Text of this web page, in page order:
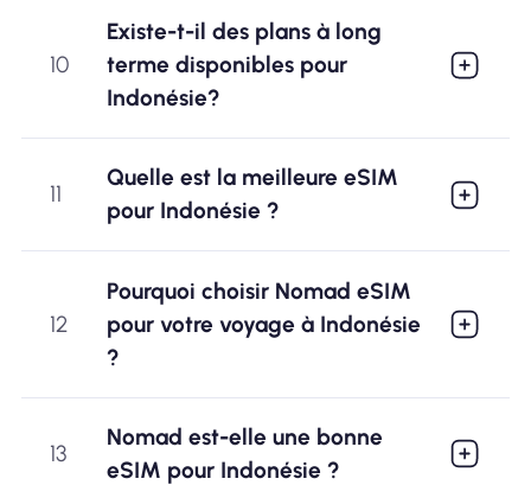
10
Existe-t-il des plans à long
terme disponibles pour
Indonésie?
11
Quelle est la meilleure eSIM
pour Indonésie ?
12
Pourquoi choisir Nomad eSIM
pour votre voyage à Indonésie
?
13
Nomad est-elle une bonne
eSIM pour Indonésie ?